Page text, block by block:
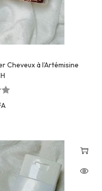
Cheveux à l’Artémisine